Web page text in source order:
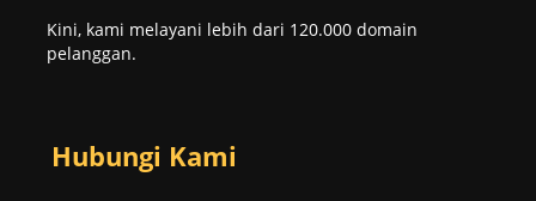
Kini, kami melayani lebih dari 120.000 domain
pelanggan.
Hubungi Kami